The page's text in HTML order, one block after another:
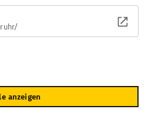
anzeigen